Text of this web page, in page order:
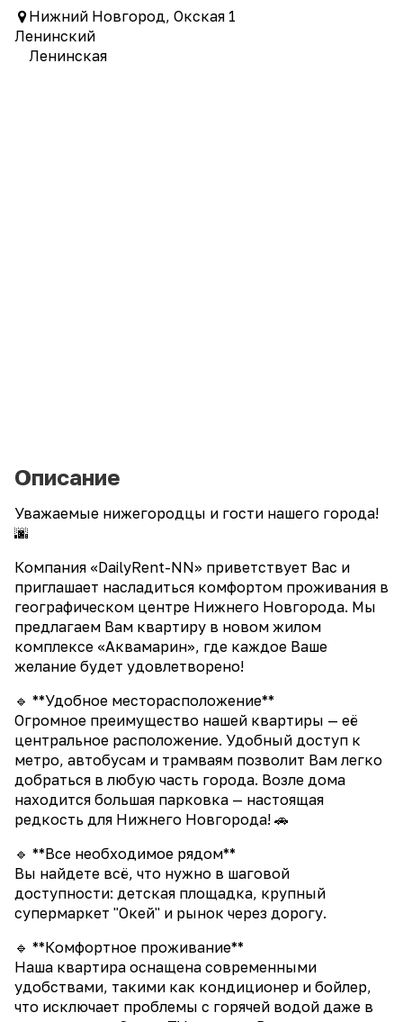
Нижний Новгород, Окская 1
Ленинский
Ленинская
Описание
Уважаемые нижегородцы и гости нашего города!
🌆
Компания «DailyRent-NN» приветствует Вас и
приглашает насладиться комфортом проживания в
географическом центре Нижнего Новгорода. Мы
предлагаем Вам квартиру в новом жилом
комплексе «Аквамарин», где каждое Ваше
желание будет удовлетворено!
🔹 **Удобное месторасположение**
Огромное преимущество нашей квартиры — её
центральное расположение. Удобный доступ к
метро, автобусам и трамваям позволит Вам легко
добраться в любую часть города. Возле дома
находится большая парковка — настоящая
редкость для Нижнего Новгорода! 🚗
🔹 **Все необходимое рядом**
Вы найдете всё, что нужно в шаговой
доступности: детская площадка, крупный
супермаркет "Окей" и рынок через дорогу.
🔹 **Комфортное проживание**
Наша квартира оснащена современными
удобствами, такими как кондиционер и бойлер,
что исключает проблемы с горячей водой даже в